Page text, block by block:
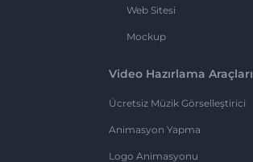
Web Sitesi
Mockup
Video Hazırlama Araçları
Ücretsiz Müzik Görselleştirici
Animasyon Yapma
Logo Animasyonu